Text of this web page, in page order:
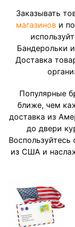
Заказывать
магазинов и
Бандерольки
Доставка
Популярные
ближе, чем
доставка из
до двери
из США и